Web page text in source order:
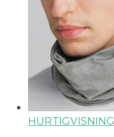
HURTIGVISNING